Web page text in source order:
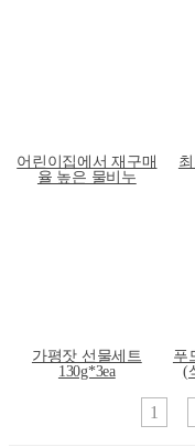
어린이집에서 재구매
율 높은 물비누
가평잣 선물세트
130g*3ea
푸
(
1